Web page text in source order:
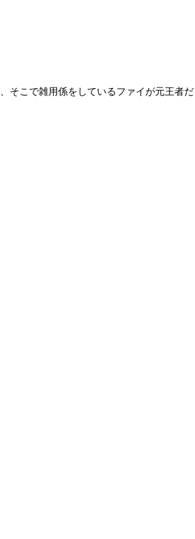
そこで雑用係をしているファイが元王者